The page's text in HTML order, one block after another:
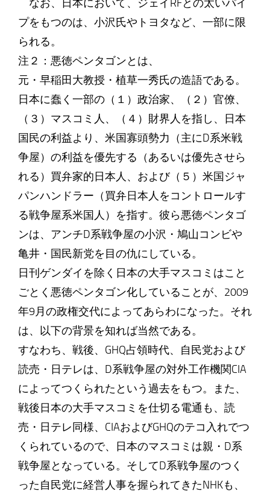
なお、日本において、ジェイRFとの太いパイ
プをもつのは、小沢氏やトヨタなど、一部に限
られる。
注２：悪徳ペンタゴンとは、
元・早稲田大教授・植草一秀氏の造語である。
日本に蠢く一部の（１）政治家、（２）官僚、
（３）マスコミ人、（４）財界人を指し、日本
国民の利益より、米国寡頭勢力（主にD系米戦
争屋）の利益を優先する（あるいは優先させら
れる）買弁家的日本人、および（５）米国ジャ
パンハンドラー（買弁日本人をコントロールす
る戦争屋系米国人）を指す。彼ら悪徳ペンタゴ
ンは、アンチD系戦争屋の小沢・鳩山コンビや
亀井・国民新党を目の仇にしている。
日刊ゲンダイを除く日本の大手マスコミはこと
ごとく悪徳ペンタゴン化していることが、2009
年9月の政権交代によってあらわになった。それ
は、以下の背景を知れば当然である。
すなわち、戦後、GHQ占領時代、自民党および
読売・日テレは、D系戦争屋の対外工作機関CIA
によってつくられたという過去をもつ。また、
戦後日本の大手マスコミを仕切る電通も、読
売・日テレ同様、CIAおよびGHQのテコ入れでつ
くられているので、日本のマスコミは親・D系
戦争屋となっている。そしてD系戦争屋のつく
った自民党に経営人事を握られてきたNHKも、